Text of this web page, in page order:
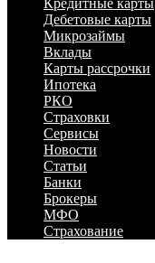
Кредитные карты
Дебетовые карты
Микрозаймы
Вклады
Карты рассрочки
Ипотека
РКО
Страховки
Сервисы
Новости
Статьи
Банки
Брокеры
МФО
Страхование